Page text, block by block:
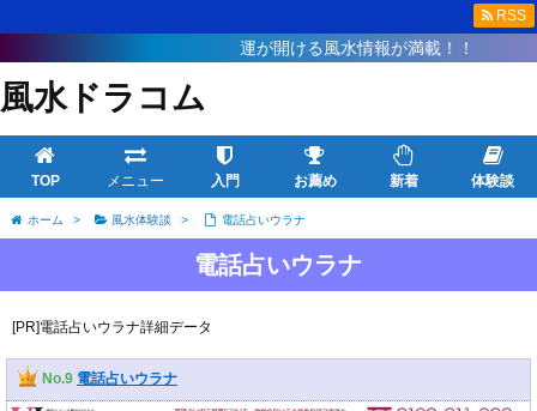
運が開ける風水情報が満載！！
風水ドラコム
TOP メニュー 入門 お薦め 新着 体験談
RSS
ホーム > 風水体験談 > 電話占いウラナ
電話占いウラナ
[PR]電話占いウラナ詳細データ
No.9 電話占いウラナ